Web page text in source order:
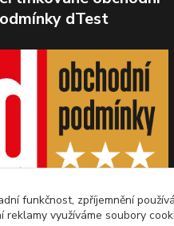
dTest
funkčnost, zpříjemnění
reklamy využíváme soubory